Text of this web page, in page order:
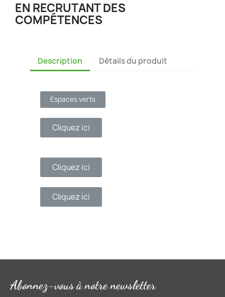
EN RECRUTANT DES
COMPÉTENCES
Description Détails du produit
Espaces verts
Cliquez ici
Cliquez ici
Cliquez ici
Abonnez-vous à notre newsletter